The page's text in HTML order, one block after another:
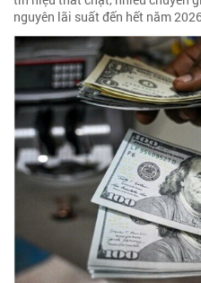
nguyên lãi suất đến hết năm